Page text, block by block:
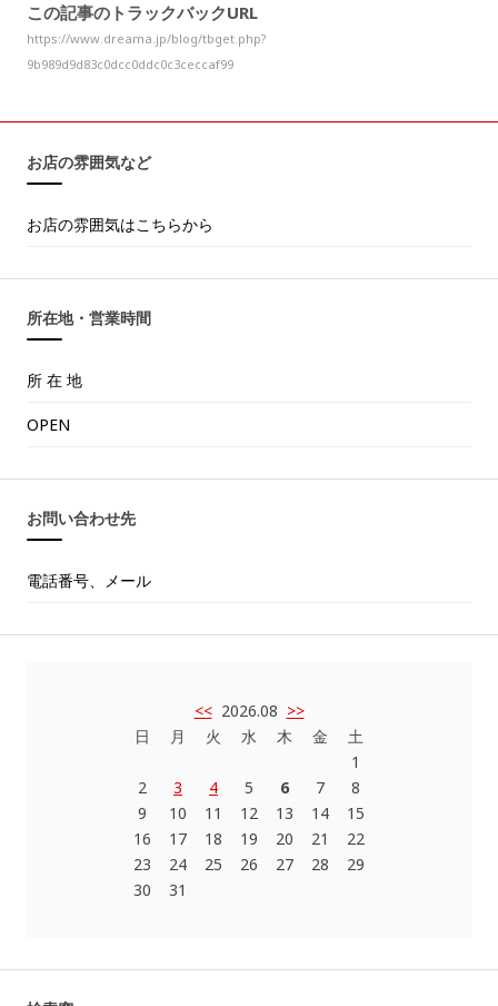
この記事のトラックバックURL
https://www.dreama.jp/blog/tbget.php?
9b989d9d83c0dcc0ddc0c3ceccaf99
お店の雰囲気など
お店の雰囲気はこちらから
所在地・営業時間
所 在 地
OPEN
お問い合わせ先
電話番号、メール
<<2026.08 >>
日
2
9
16
23
30
月
3
10
17
24
31
火
4
11
18
25
水
5
12
19
26
木
6
13
20
27
金
7
14
21
28
土
1
8
15
22
29